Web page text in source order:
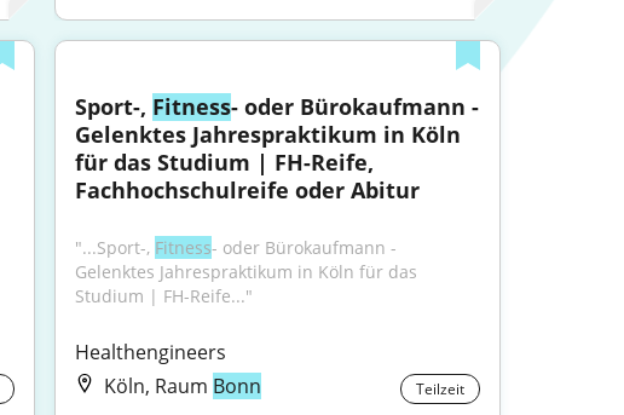
Sport-, Fitness- oder Bürokaufmann -
Gelenktes Jahrespraktikum in Köln
für das Studium | FH-Reife,
Fachhochschulreife oder Abitur
"...Sport-, Fitness- oder Bürokaufmann -
Gelenktes Jahrespraktikum in Köln für das
Studium | FH-Reife..."
Healthengineers
Köln, Raum Bonn Teilzeit